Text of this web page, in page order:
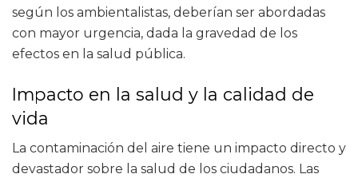
según los ambientalistas, deberían ser abordadas
con mayor urgencia, dada la gravedad de los
efectos en la salud pública.
Impacto en la salud y la calidad de
vida
La contaminación del aire tiene un impacto directo y
devastador sobre la salud de los ciudadanos. Las